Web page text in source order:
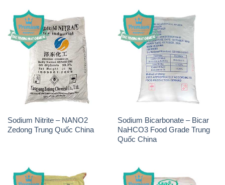
Sodium Nitrite – NANO2
Zedong Trung Quốc China
Sodium Bicarbonate – Bicar
NaHCO3 Food Grade Trung
Quốc China